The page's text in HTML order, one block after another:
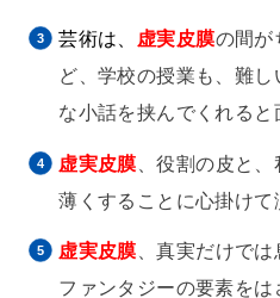
芸術は、 虚実皮膜の間が
ど、学校の授業も、難
な小話を挟んでくれると
虚実皮膜 、役割の皮と
薄くすることに心掛けて
虚実皮膜 、真実だけで
ファンタジーの要素をは